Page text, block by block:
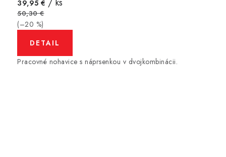
39,95 €
50,30 €
(–20 %)
DETAIL
Pracovné nohavice s náprsenkou v dvojkombinácii.